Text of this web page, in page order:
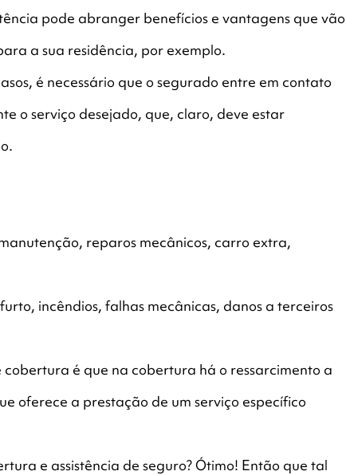
pode abranger benefícios e vantagens que vão
a sua residência, por exemplo.
é necessário que o segurado entre em contato
o serviço desejado, que, claro, deve estar
reparos mecânicos, carro extra,
incêndios, falhas mecânicas, danos a terceiros
cobertura é que na cobertura há o ressarcimento a
oferece a prestação de um serviço específico
e assistência de seguro? Ótimo! Então que tal